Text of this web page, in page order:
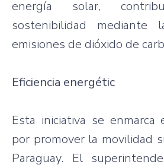
energía solar,
sostenibilidad mediante
emisiones de dióxido de
Eficiencia energétic
Esta iniciativa se enmarca
por promover la movilidad
Paraguay. El